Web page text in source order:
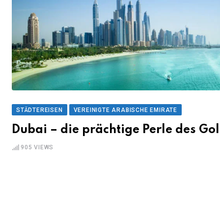
STÄDTEREISEN VEREINIGTE ARABISCHE EMIRATE
Dubai – die prächtige Perle des
905 VIEWS